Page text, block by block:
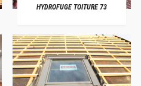
HYDROFUGE TOITURE 73